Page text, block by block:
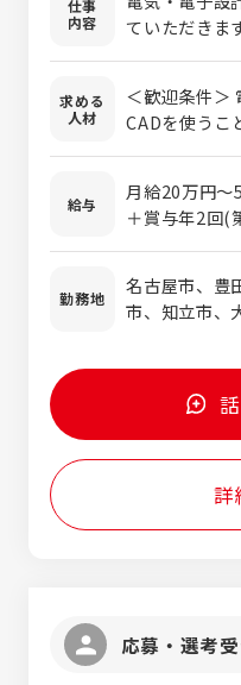
蒲郡／愛知
目23-9 ヴェ
駅]西尾駅 ・
尾市花ノ木
auショップ
町裾56-1 [最
ップ知多／
寄り駅]古見
愛知県大府
大府駅 ・au
岩駅 ・auシ
町2丁目
ョップ豊橋
[最寄り駅]愛
／愛知県豊
り駅]船町駅
県) ・auショ
2288-8 [最寄
仕事
内容
ていただきま
様々な分野で
に携わること
度がしっかりあ
ジェクトを
車・二輪車】
の開発 ◎ワ
電 他】 ◎電
器・計測機器
設計 ◎LSI開発
調機器の電
求める
人材
＜歓迎条件＞
CADを使う
験・スキルを
情報系の学校
た方 ◎自動車
どの製品に興
活かし『設計
給与
月給20万円
＋賞与年2回(
生、給与に変
例》 ■年収
給、各種手当
代 ※月給、
勤務地
名古屋市、豊
市、知立市、
詳
応募・選考